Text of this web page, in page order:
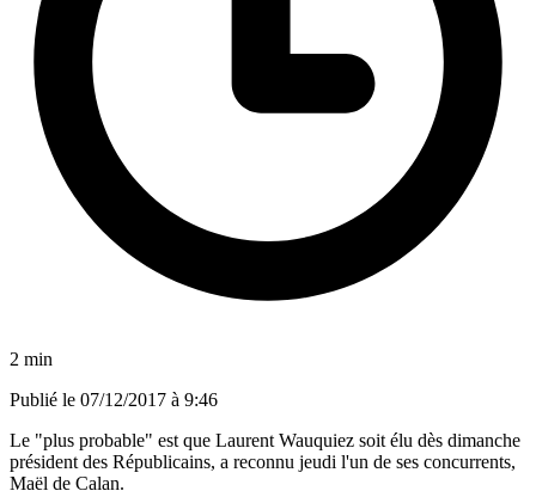
2 min
Publié le 07/12/2017 à 9:46
Le "plus probable" est que Laurent Wauquiez soit élu dès dimanche
président des Républicains, a reconnu jeudi l'un de ses concurrents,
Maël de Calan.